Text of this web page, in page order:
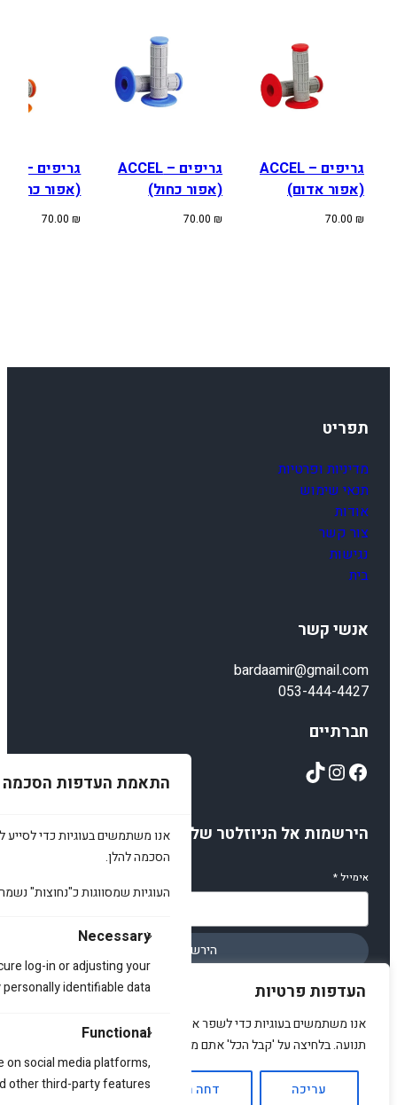
העדפות פרטיות
אנו משתמשים בעוגיות כדי לשפר את האתר, להציג תוכן מותאם ולנתח
תנועה. בלחיצה על 'קבל הכל' אתם מסכימים לכך.
עריכה דחה הכל אשר הכל
התאמת העדפות הסכמה
אנו משתמשים בעוגיות כדי לסייע
הסכמה להלן.
העוגיות שמסווגות כ"נחוצות"
Necessary
log-in or adjusting your
identifiable data.
Functional
social media platforms,
other third-party features.
גריפים – ACCEL
(אפור אדום)
70.00 ₪
גריפים – ACCEL
(אפור כחול)
70.00₪
(אפור כתום)
70.00₪
תפריט
מדיניות ופרטיות
תנאי שימוש
אודות
צור קשר
נגישות
בית
אנשי קשר
bardaamir@gmail.com
053-444-4427
חברתיים
Facebook
Instagram
TikTok
הירשמות אל הניוזלטר שלנו
אימייל*
הירשמו
© 2025 amirstuff. All rights reserved.